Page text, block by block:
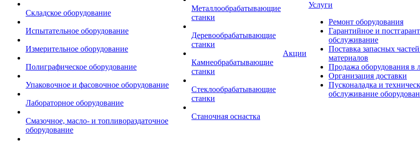
Складское оборудование
Испытательное оборудование
Измерительное оборудование
Полиграфическое оборудование
Упаковочное и фасовочное оборудование
Лабораторное оборудование
Смазочное, масло- и топливораздаточное
оборудование
Металлообрабатывающие
станки
Деревообрабатывающие
станки
Камнеобрабатывающие
станки
Стеклообрабатывающие
станки
Станочная оснастка
Акции
Услуги
Ремонт оборудования
Гарантийное и
обслуживание
Поставка запасных
материалов
Продажа оборудования в
Организация доставки
Пусконаладка и
обслуживание